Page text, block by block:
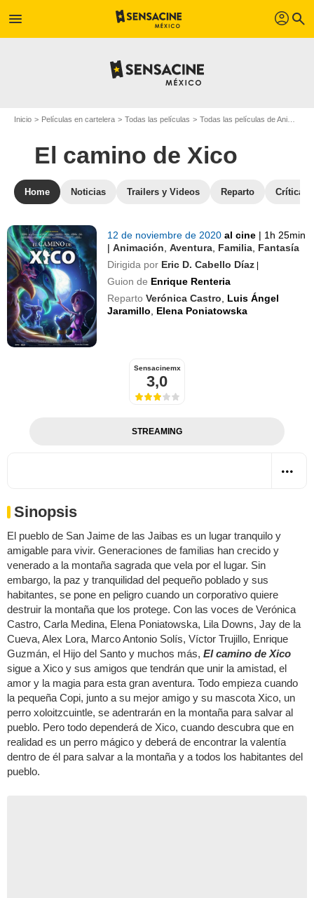
menu profil search
Inicio Películas en cartelera Todas las películas Todas las películas de Animación
El camino de Xico
Home Noticias Trailers y Videos Reparto Crítica
12 de noviembre de 2020al cine | 1h 25min
| Animación ,Aventura Familia Fantasía
Dirigida por Eric D. Cabello Díaz
Guion de Enrique Renteria
Reparto Verónica Castro
Luis Ángel
Jaramillo
Elena Poniatowska
Sensacinemx
3,0
STREAMING
Sinopsis
El pueblo de San Jaime de las Jaibas es un lugar tranquilo y
amigable para vivir. Generaciones de familias han crecido y
venerado a la montaña sagrada que vela por el lugar. Sin
embargo, la paz y tranquilidad del pequeño poblado y sus
habitantes, se pone en peligro cuando un corporativo quiere
destruir la montaña que los protege. Con las voces de Verónica
Castro, Carla Medina, Elena Poniatowska, Lila Downs, Jay de la
Cueva, Alex Lora, Marco Antonio Solís, Víctor Trujillo, Enrique
Guzmán, el Hijo del Santo y muchos más, El camino de Xico
sigue a Xico y sus amigos que tendrán que unir la amistad, el
amor y la magia para esta gran aventura. Todo empieza cuando
la pequeña Copi, junto a su mejor amigo y su mascota Xico, un
perro xoloitzcuintle, se adentrarán en la montaña para salvar al
pueblo. Pero todo dependerá de Xico, cuando descubra que en
realidad es un perro mágico y deberá de encontrar la valentía
dentro de él para salvar a la montaña y a todos los habitantes del
pueblo.